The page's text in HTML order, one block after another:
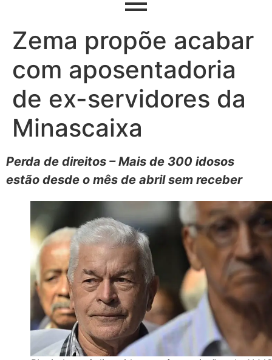
Zema propõe acabar
com aposentadoria
de ex-servidores da
Minascaixa
Perda de direitos – Mais de 300 idosos
estão desde o mês de abril sem receber